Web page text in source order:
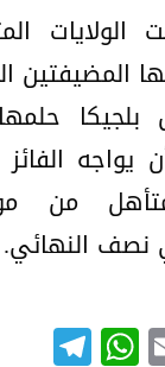
الولايات
المضيفتين
بلجيكا
يواجه
من
نصف النهائي.
Email